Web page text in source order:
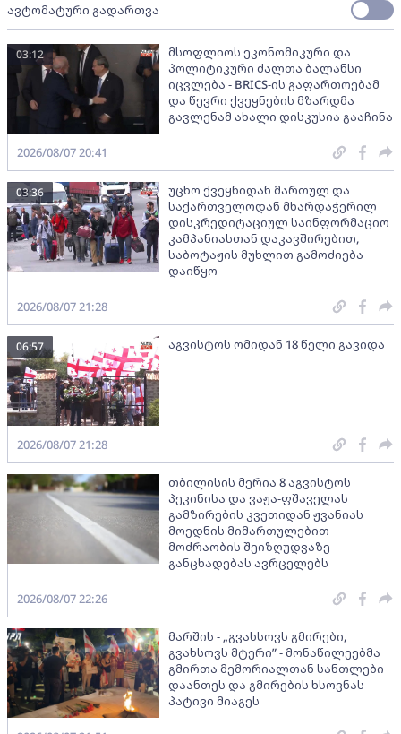
ავტომატური გადართვა
მსოფლიოს ეკონომიკური და
პოლიტიკური ძალთა ბალანსი
იცვლება - BRICS-ის გაფართოებამ
და წევრი ქვეყნების მზარდმა
გავლენამ ახალი დისკუსია გააჩინა
03:12
2026/08/07 20:41
უცხო ქვეყნიდან მართულ და
საქართველოდან მხარდაჭერილ
დისკრედიტაციულ საინფორმაციო
კამპანიასთან დაკავშირებით,
საბოტაჟის მუხლით გამოძიება
დაიწყო
03:36
2026/08/07 21:28
აგვისტოს ომიდან 18 წელი გავიდა
06:57
2026/08/07 21:28
თბილისის მერია 8 აგვისტოს
პეკინისა და ვაჟა-ფშაველას
გამზირების კვეთიდან ჟვანიას
მოედნის მიმართულებით
მოძრაობის შეიზღუდვაზე
განცხადებას ავრცელებს
2026/08/07 22:26
მარშის - „გვახსოვს გმირები,
გვახსოვს მტერი” - მონაწილეებმა
გმირთა მემორიალთან სანთლები
დაანთეს და გმირების ხსოვნას
პატივი მიაგეს